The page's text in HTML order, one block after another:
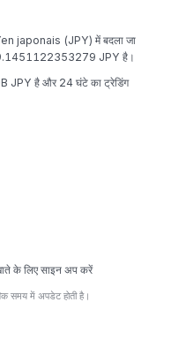
japonais (JPY) में बदला जा
JPY है।
JPY है और 24 घंटे का ट्रेडिंग
के लिए साइन अप करें
समय में अपडेट होती है।